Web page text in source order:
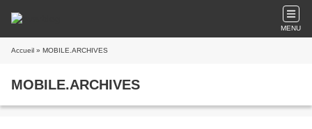
MENU
Accueil » MOBILE.ARCHIVES
MOBILE.ARCHIVES